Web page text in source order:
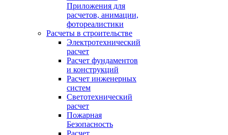
Приложения для
расчетов, анимации,
фотореалистики
Расчеты в строительстве
Электротехнический
расчет
Расчет фундаментов
и конструкций
Расчет инженерных
систем
Светотехнический
расчет
Пожарная
Безопасность
Расчет